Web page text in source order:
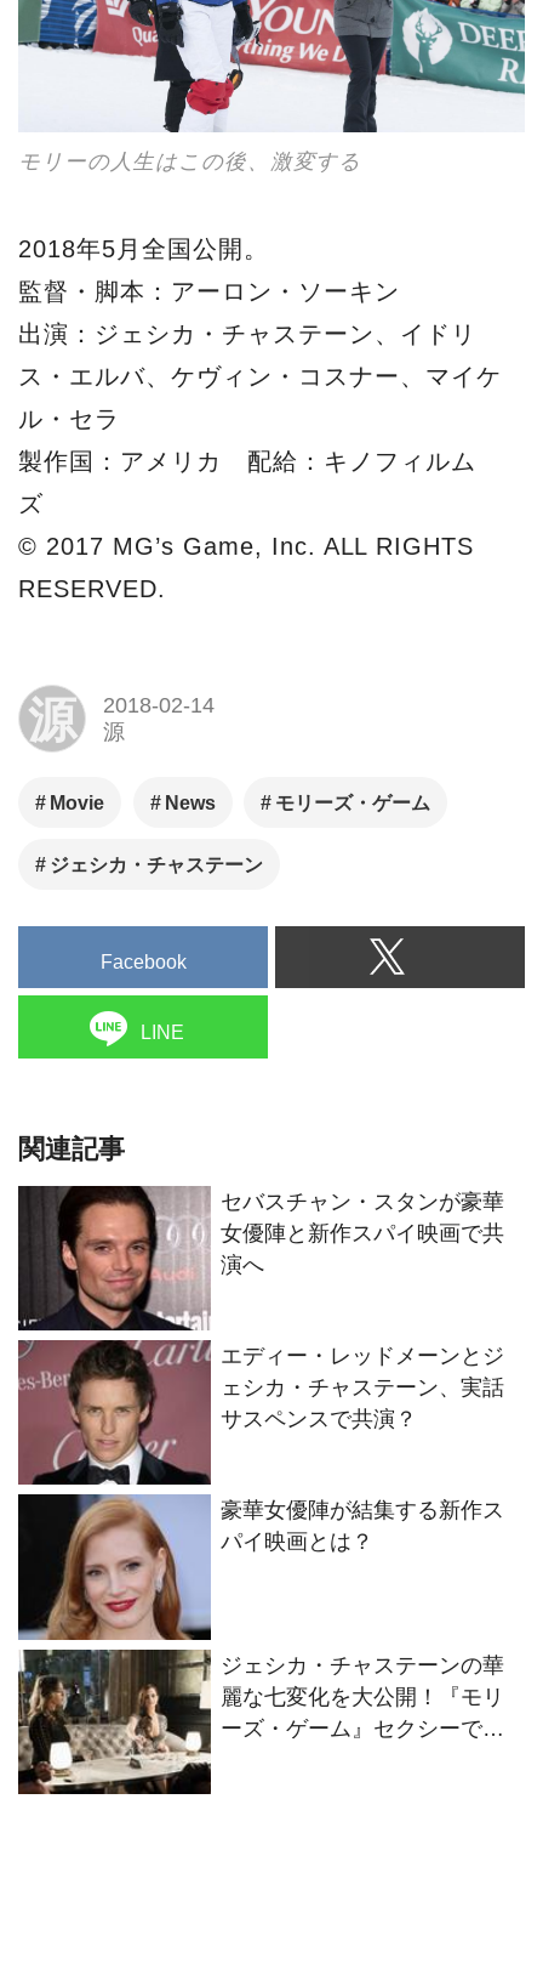
モリーの人生はこの後、激変する
2018年5月全国公開。
監督・脚本：アーロン・ソーキン
出演：ジェシカ・チャステーン、イドリ
ス・エルバ、ケヴィン・コスナー、マイケ
ル・セラ
製作国：アメリカ 配給：キノフィルム
ズ
© 2017 MG’s Game, Inc. ALL RIGHTS
RESERVED.
源
2018-02-14
源
Movie News モリーズ・ゲーム
ジェシカ・チャステーン
Facebook
LINE
関連記事
セバスチャン・スタンが豪華
女優陣と新作スパイ映画で共
演へ
エディー・レッドメーンとジ
ェシカ・チャステーン、実話
サスペンスで共演？
豪華女優陣が結集する新作ス
パイ映画とは？
ジェシカ・チャステーンの華
麗な七変化を大公開！『モリ
ーズ・ゲーム』セクシーでゴ